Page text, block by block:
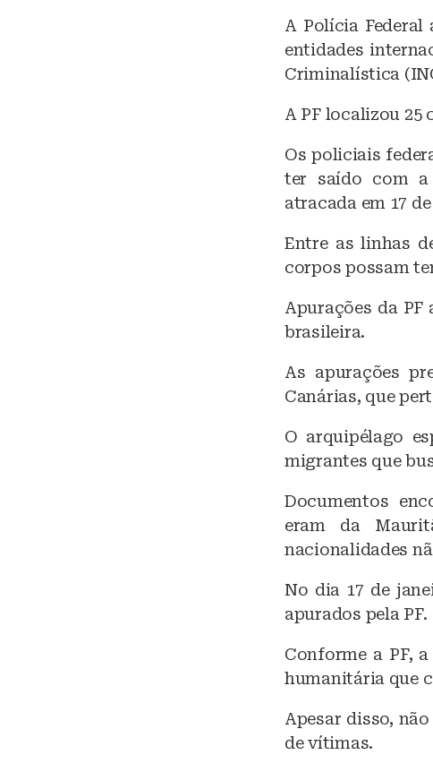
A Polícia
entidades
Criminalística
A PF localizou 25
Os policiais
ter saído com a
atracada em 17
Entre as linhas
corpos possam
Apurações da
brasileira.
As apurações
Canárias, que
O arquipélago
migrantes que
Documentos
eram da
nacionalidades
No dia 17 de
apurados pela PF.
Conforme a PF,
humanitária que
Apesar disso,
de vítimas.